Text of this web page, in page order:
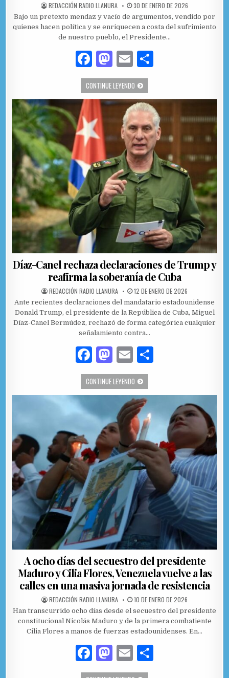
AUTHOR:
REDACCIÓN RADIO LLANURA PUBLISHED DATE:
30 DE ENERO DE 2026
Bajo un pretexto mendaz y vacío de argumentos, vendido por
quienes hacen política y se enriquecen a costa del sufrimiento
de nuestro pueblo, el Presidente…
F
a
c
e
b
o
o
k
M
as
to
d
o
n
E
m
ai
l
p
ar
ti
r
CONTINUE LEYENDO DÍAZ-CANEL: ESTA NUEVA MEDIDA
Díaz-Canel rechaza declaraciones de Trump y
reafirma la soberanía de Cuba
AUTHOR:
REDACCIÓN RADIO LLANURA PUBLISHED DATE:
12 DE ENERO DE 2026
Ante recientes declaraciones del mandatario estadounidense
Donald Trump, el presidente de la República de Cuba, Miguel
Díaz-Canel Bermúdez, rechazó de forma categórica cualquier
señalamiento contra…
F
a
c
b
o
o
k
M
as
to
d
o
n
E
m
ai
l
ar
ti
r
CONTINUE LEYENDO DÍAZ-CANEL RECHAZA
A ocho días del secuestro del presidente
Maduro y Cilia Flores, Venezuela vuelve a las
calles en una masiva jornada de resistencia
AUTHOR:
REDACCIÓN RADIO LLANURA PUBLISHED DATE:
10 DE ENERO DE 2026
Han transcurrido ocho días desde el secuestro del presidente
constitucional Nicolás Maduro y de la primera combatiente
Cilia Flores a manos de fuerzas estadounidenses. En…
F
a
M
as
E
m